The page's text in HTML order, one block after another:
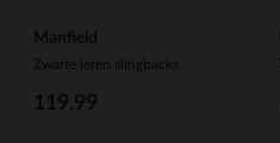
Manfield
Zwarte leren slingbacks
119.99